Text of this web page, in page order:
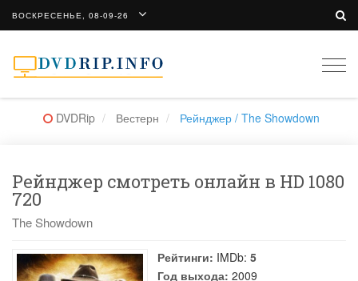
ВОСКРЕСЕНЬЕ, 08-09-26
DVDRip Вестерн Рейнджер / The Showdown
Рейнджер смотреть онлайн в HD 1080
720
The Showdown
Рейтинги: IMDb: 5
Год выхода: 2009